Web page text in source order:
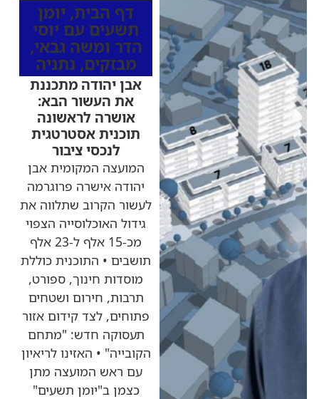
דף הבית, יומן
תשעים עם יוסי
הדר ומשה גבאי,
מבזקים, נתניה
אבן יהודה מתכננת
את העשור הבא:
אושרה לראשונה
תוכנית אסטרטגית
לנכסי ציבור
המועצה המקומית אבן
יהודה אישרה פרוגרמה
לעשור הקרוב שתלווה את
גידול האוכלוסייה הצפוי
מכ-15 אלף ל-23 אלף
תושבים • התוכנית כוללת
מוסדות חינוך, ספורט,
תרבות, חירום ושטחים
פתוחים, לצד קידום אזור
תעסוקה חדש: "מתחם
הקובייה" • האזינו לריאיון
עם ראש המועצה מתן
כצמן ב"יומן תשעים"